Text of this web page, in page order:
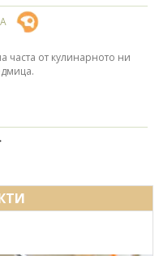
часта от кулинарното ни